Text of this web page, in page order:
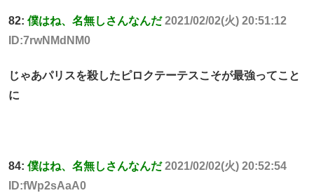
82: 僕はね、名無しさんなんだ 2021/02/02(火) 20:51:12
ID:7rwNMdNM0
じゃあパリスを殺したピロクテーテスこそが最強ってこと
に
84: 僕はね、名無しさんなんだ 2021/02/02(火) 20:52:54
ID:fWp2sAaA0